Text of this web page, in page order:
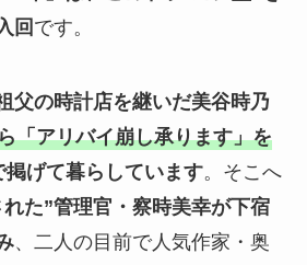
回 です。
父の時計店を継いだ美谷時乃
「アリバイ崩し承ります」を
掲げて暮らしています。そこへ
た”管理官・察時美幸が下宿
、二人の目前で人気作家・奥